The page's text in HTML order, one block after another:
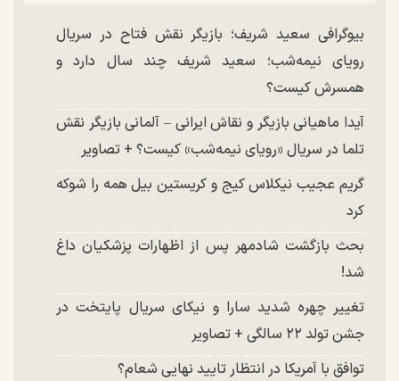
بیوگرافی سعید شریف؛ بازیگر نقش فتاح در سریال
رویای نیمه‌شب؛ سعید شریف چند سال دارد و
همسرش کیست؟
آیدا ماهیانی بازیگر و نقاش ایرانی – آلمانی بازیگر نقش
تلما در سریال «رویای نیمه‌شب» کیست؟ + تصاویر
گریم عجیب نیکلاس کیج و کریستین بیل همه را شوکه
کرد
بحث بازگشت شادمهر پس از اظهارات پزشکیان داغ
شد!
تغییر چهره شدید سارا و نیکای سریال پایتخت در
جشن تولد ۲۲ سالگی + تصاویر
توافق با آمریکا در انتظار تایید نهایی شعام؟